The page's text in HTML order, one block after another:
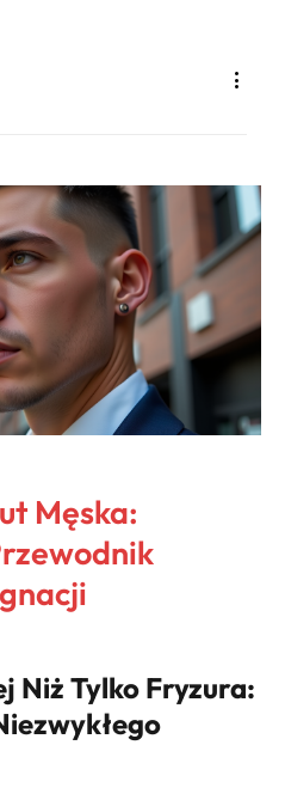
Męska:
Niż Tylko Fryzura: